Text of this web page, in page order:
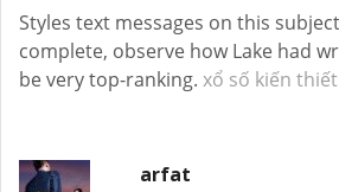
Styles text messages on this
complete, observe how Lake had
be very top-ranking. xổ số kiến thiết
arfat